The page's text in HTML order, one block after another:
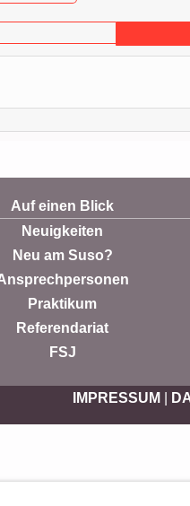
Auf einen Blick
Neuigkeiten
Neu am Suso?
Praktikum
Referendariat
FSJ
IMPRESSUM